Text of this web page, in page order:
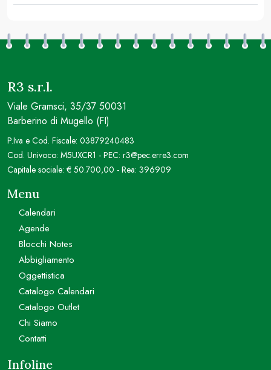
R3 s.r.l.
Viale Gramsci, 35/37 50031
Barberino di Mugello (FI)
P.Iva e Cod. Fiscale: 03879240483
Cod. Univoco: M5UXCR1 - PEC: r3@pec.erre3.com
Capitale sociale: € 50.700,00 - Rea: 396909
Menu
Calendari
Agende
Blocchi Notes
Abbigliamento
Oggettistica
Catalogo Calendari
Catalogo Outlet
Chi Siamo
Contatti
Infoline